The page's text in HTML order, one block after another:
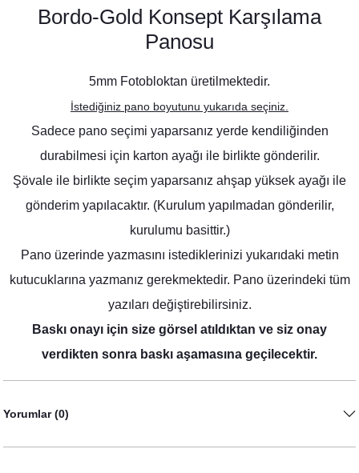
Gold-Bordo Konsept Peçete
8,75 TL
Bordo-Gold Konsept Karşılama
Panosu
5mm Fotobloktan üretilmektedir.
İstediğiniz pano boyutunu yukarıda seçiniz.
Sadece pano seçimi yaparsanız yerde kendiliğinden
durabilmesi için karton ayağı ile birlikte gönderilir.
Şövale ile birlikte seçim yaparsanız ahşap yüksek ayağı ile
gönderim yapılacaktır. (Kurulum yapılmadan gönderilir,
kurulumu basittir.)
Pano üzerinde yazmasını istediklerinizi yukarıdaki metin
kutucuklarına yazmanız gerekmektedir. Pano üzerindeki tüm
yazıları değiştirebilirsiniz.
Baskı onayı için size görsel atıldıktan ve siz onay
verdikten sonra baskı aşamasına geçilecektir.
Yorumlar (0)